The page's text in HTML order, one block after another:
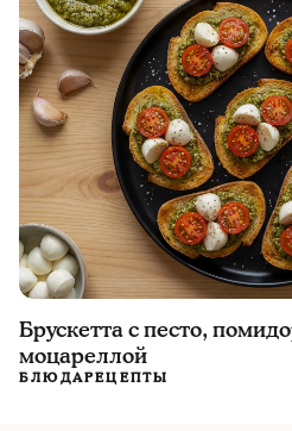
Брускетта с песто,
моцареллой
БЛЮДАРЕЦЕПТЫ